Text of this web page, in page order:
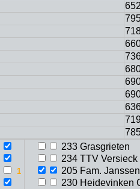
233 Grasgrieten
234 TTV Versieck
205 Fam.
230 Heidevinken